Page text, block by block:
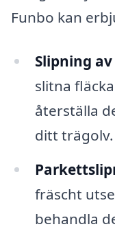
Funbo kan
Slipning
slitna
återställa
ditt trägolv.
fräscht
behandla